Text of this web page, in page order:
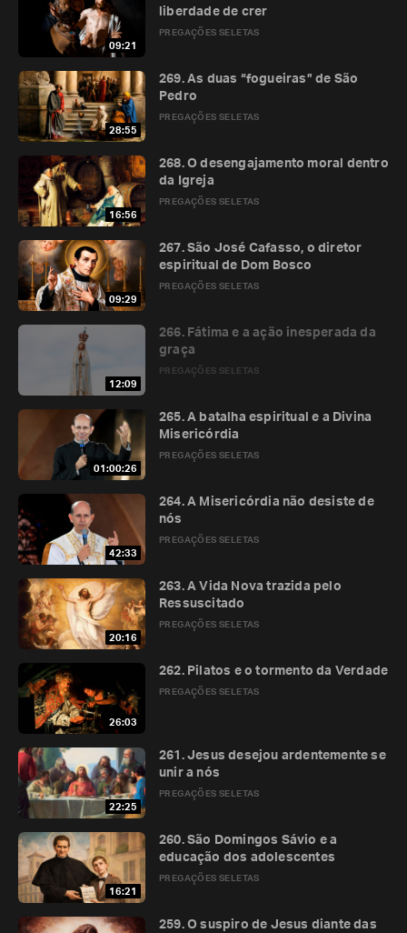
09:21
PREGAÇÕES SELETAS
liberdade de crer
28:55
PREGAÇÕES SELETAS
269. As duas “fogueiras” de São
Pedro
16:56
PREGAÇÕES SELETAS
268. O desengajamento moral dentro
da Igreja
09:29
PREGAÇÕES SELETAS
267. São José Cafasso, o diretor
espiritual de Dom Bosco
12:09
PREGAÇÕES SELETAS
266. Fátima e a ação inesperada da
graça
01:00:26
PREGAÇÕES SELETAS
265. A batalha espiritual e a Divina
Misericórdia
42:33
PREGAÇÕES SELETAS
264. A Misericórdia não desiste de
nós
20:16
PREGAÇÕES SELETAS
263. A Vida Nova trazida pelo
Ressuscitado
26:03
PREGAÇÕES SELETAS
262. Pilatos e o tormento da Verdade
22:25
PREGAÇÕES SELETAS
261. Jesus desejou ardentemente se
unir a nós
16:21
PREGAÇÕES SELETAS
260. São Domingos Sávio e a
educação dos adolescentes
259. O suspiro de Jesus diante das